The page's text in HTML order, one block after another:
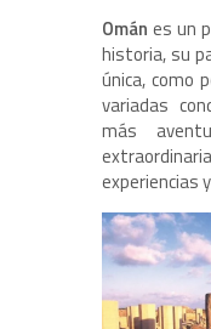
Omán es un
historia, su
única, como
variadas
más
experiencias